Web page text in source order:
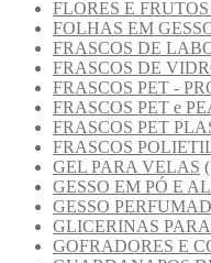
FLORES E
FOLHAS EM
FRASCOS DE
FRASCOS DE
FRASCOS PET -
FRASCOS PET e
FRASCOS PET
FRASCOS
GEL PARA VELAS
GESSO EM PÓ E
GESSO
GLICERINAS
GOFRADORES E